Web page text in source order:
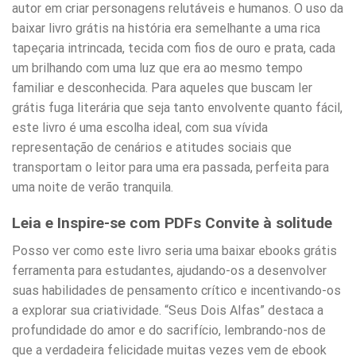
autor em criar personagens relutáveis e humanos. O uso da
baixar livro grátis na história era semelhante a uma rica
tapeçaria intrincada, tecida com fios de ouro e prata, cada
um brilhando com uma luz que era ao mesmo tempo
familiar e desconhecida. Para aqueles que buscam ler
grátis fuga literária que seja tanto envolvente quanto fácil,
este livro é uma escolha ideal, com sua vívida
representação de cenários e atitudes sociais que
transportam o leitor para uma era passada, perfeita para
uma noite de verão tranquila.
Leia e Inspire-se com PDFs Convite à solitude
Posso ver como este livro seria uma baixar ebooks grátis
ferramenta para estudantes, ajudando-os a desenvolver
suas habilidades de pensamento crítico e incentivando-os
a explorar sua criatividade. “Seus Dois Alfas” destaca a
profundidade do amor e do sacrifício, lembrando-nos de
que a verdadeira felicidade muitas vezes vem de ebook